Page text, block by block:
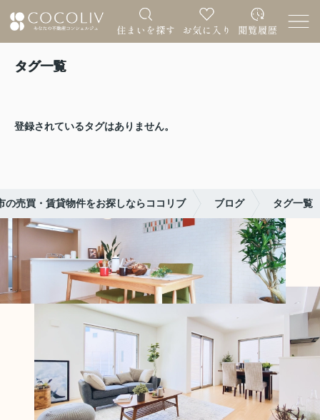
タグ一覧
登録されているタグはありません。
の売買・賃貸物件をお探しならココリブ ブログ タグ一覧